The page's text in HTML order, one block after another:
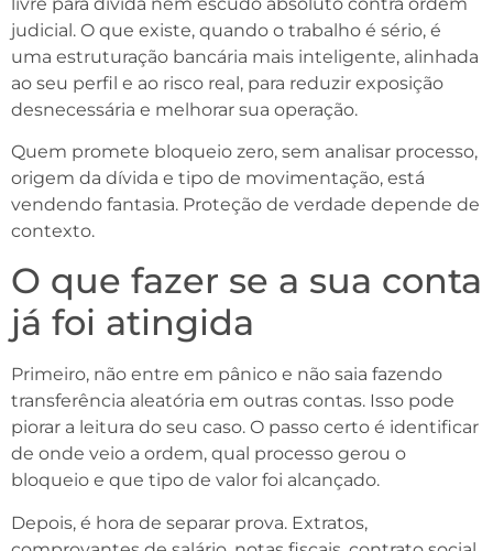
judicial. O que existe, quando o trabalho é sério, é
uma estruturação bancária mais inteligente, alinhada
ao seu perfil e ao risco real, para reduzir exposição
desnecessária e melhorar sua operação.
Quem promete bloqueio zero, sem analisar processo,
origem da dívida e tipo de movimentação, está
vendendo fantasia. Proteção de verdade depende de
contexto.
O que fazer se a sua conta
já foi atingida
Primeiro, não entre em pânico e não saia fazendo
transferência aleatória em outras contas. Isso pode
piorar a leitura do seu caso. O passo certo é identificar
de onde veio a ordem, qual processo gerou o
bloqueio e que tipo de valor foi alcançado.
Depois, é hora de separar prova. Extratos,